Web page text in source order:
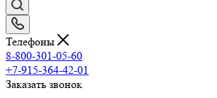
Телефоны
8-800-301-05-60
+7-915-364-42-01
Заказать звонок